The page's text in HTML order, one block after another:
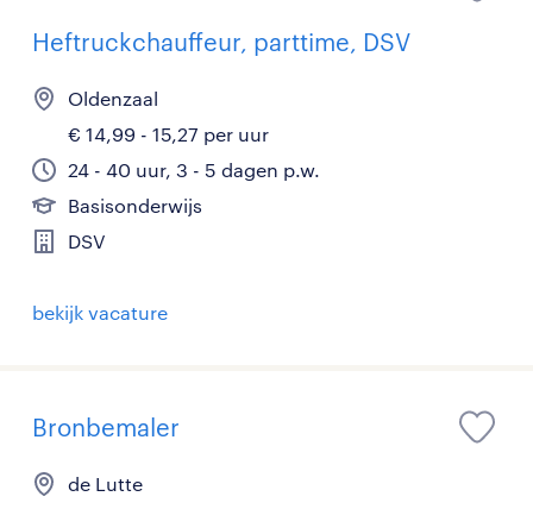
Heftruckchauffeur, parttime, DSV
Oldenzaal
€ 14,99 - 15,27 per uur
24 - 40 uur, 3 - 5 dagen p.w.
Basisonderwijs
DSV
bekijk vacature
Bronbemaler
de Lutte